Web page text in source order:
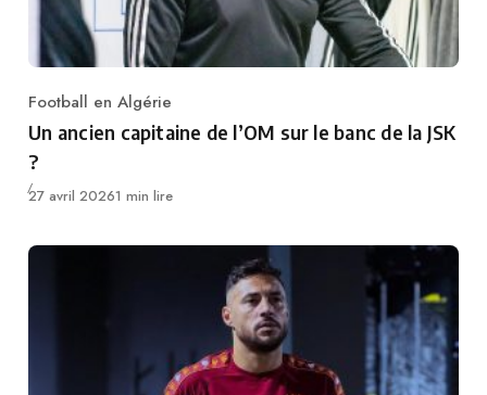
Category
Football en Algérie
Un ancien capitaine de l’OM sur le banc de la JSK
?
Publié
27 avril 20261 min lire